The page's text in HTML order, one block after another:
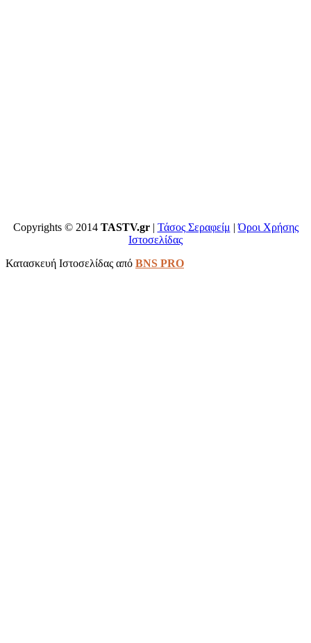
Copyrights © 2014 TASTV.gr| Τάσος Σεραφείμ |Όροι Χρήσης
Ιστοσελίδας
Κατασκευή Ιστοσελίδας από BNS PRO